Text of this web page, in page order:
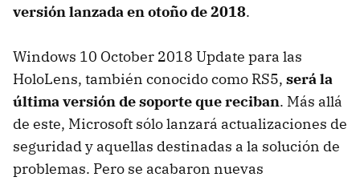
versión lanzada en otoño de 2018.
Windows 10 October 2018 Update para las
HoloLens, también conocido como RS5, será la
última versión de soporte que reciban. Más allá
de este, Microsoft sólo lanzará actualizaciones de
seguridad y aquellas destinadas a la solución de
problemas. Pero se acabaron nuevas